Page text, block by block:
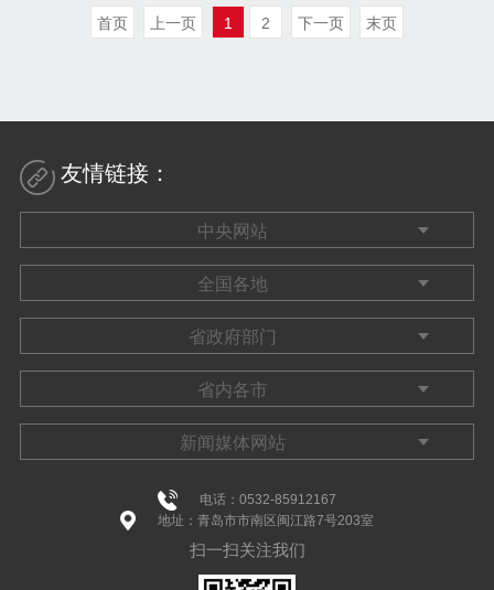
意授予李安安等7人“平度市见义勇为先进分
首页 上一页 1 2 下一页 末页
友情链接：
电话：0532-85912167
地址：青岛市市南区闽江路7号203室
扫一扫关注我们